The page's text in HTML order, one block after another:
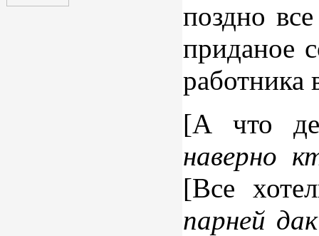
поздно
приданое
работника
[А что
наверно
[Все
парней дак